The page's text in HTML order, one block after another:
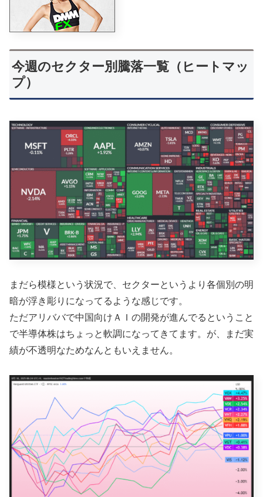
今週のセクター別騰落一覧（ヒートマッ
プ）
まだら模様という状況で、セクターというより各個別の明
暗が浮き彫りになってるような感じです。
ただアリババで中国向けＡＩの開発が進んでるということ
で半導体株はちょっと軟調になってきてます。が、まだ実
績が不透明なためなんともいえません。